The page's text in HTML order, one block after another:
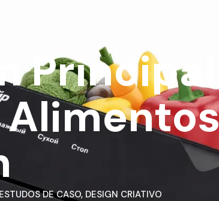
Principal
ESTUDOS DE CASO, DESIGN CRIATIVO